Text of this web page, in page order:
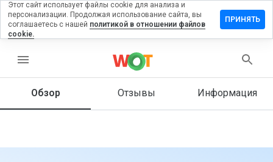
menu
Обзор Отзывы Информация
на rx-
Как бы
этот
Этот сайт использует файлы cookie для анализа и
персонализации. Продолжая использование сайта, вы
соглашаетесь с нашей политикой в отношении файлов
cookie.
ПРИНЯТЬ